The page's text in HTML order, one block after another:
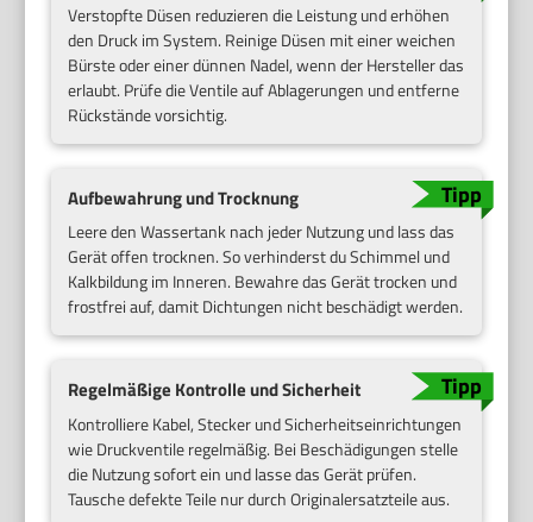
Verstopfte Düsen reduzieren die Leistung und erhöhen
den Druck im System. Reinige Düsen mit einer weichen
Bürste oder einer dünnen Nadel, wenn der Hersteller das
erlaubt. Prüfe die Ventile auf Ablagerungen und entferne
Rückstände vorsichtig.
Aufbewahrung und Trocknung
Leere den Wassertank nach jeder Nutzung und lass das
Gerät offen trocknen. So verhinderst du Schimmel und
Kalkbildung im Inneren. Bewahre das Gerät trocken und
frostfrei auf, damit Dichtungen nicht beschädigt werden.
Regelmäßige Kontrolle und Sicherheit
Kontrolliere Kabel, Stecker und Sicherheitseinrichtungen
wie Druckventile regelmäßig. Bei Beschädigungen stelle
die Nutzung sofort ein und lasse das Gerät prüfen.
Tausche defekte Teile nur durch Originalersatzteile aus.